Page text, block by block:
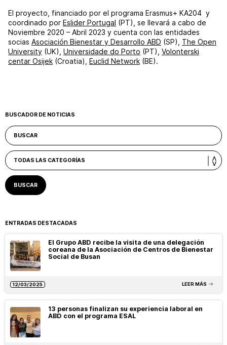
El proyecto, financiado por el programa Erasmus+ KA204 y
coordinado por Eslider Portugal (PT), se llevará a cabo de
Noviembre 2020 – Abril 2023 y cuenta con las entidades
socias Asociación Bienestar y Desarrollo ABD (SP), The Open
University (UK), Universidade do Porto (PT), Volonterski
centar Osijek (Croatia), Euclid Network (BE).
BUSCADOR DE NOTICIAS
ENTRADAS DESTACADAS
El Grupo ABD recibe la visita de una delegación
coreana de la Asociación de Centros de Bienestar
Social de Busan
12/03/2025 LEER MÁS
13 personas finalizan su experiencia laboral en
ABD con el programa ESAL